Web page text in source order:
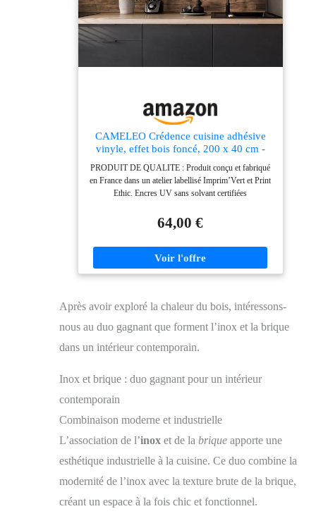
parfaitement adaptée aux contraintes de la cuisine et de
la salle de bain, sans compromis sur l’esthétique. Pour
une tenue optimale, nous recommandons une pose à
plus de 15 cm de toute source de chaleur. USAGES
décoratives idéales pour cuisine, salle de bain,
intérieurs.
CAMELEO Crédence cuisine adhésive
vinyle, effet bois foncé, 200 x 40 cm -
Convient aussi comme adhésif décoratif
pour meuble - résistant et imperméable
PRODUIT DE QUALITE : Produit conçu et fabriqué
en France dans un atelier labellisé Imprim’Vert et Print
Ethic. Encres UV sans solvant certifiées
solvant. Produit certifié A+ pour les émissions de
COV. MULTI-USAGES : Conçu pour décorer et
aussi bien s’utiliser pour relooker des meubles, habiller
des portes de placard ou des fonds de tiroir, décorer et
juxtaposez plusieurs crédences en largeur ou en
rupture visuelle ! MATERIAU DURABLE : PVC
multicouche épaisseur totale 200 µm, avec couche
fond de hotte juste derrière une plaque de cuisson au
gaz, il est recommandé de recouvrir la crédence d’une
plaque de protection en verre trempé pour protéger le
matériau vinyle de la chaleur directe des brûleurs.
ENTRETIEN FACILE : Produit lavable avec le côté
doux d’une éponge et à l’eau, éventuellement
savonneuse. Ne pas utiliser de produits chimiques
Matériau facile à découper au cutter. Adhésif
repositionnable lors de la pose. NB : la surface de pose
doit être lisse, propre et sèche. Ne convient pas aux
64,00 €
Après avoir exploré la chaleur du bois, intéressons-
nous au duo gagnant que forment l’inox et la brique
dans un intérieur contemporain.
Inox et brique : duo gagnant pour un intérieur
contemporain
Combinaison moderne et industrielle
L’association de l’inox et de la brique apporte une
esthétique industrielle à la cuisine. Ce duo combine la
modernité de l’inox avec la texture brute de la brique,
créant un espace à la fois chic et fonctionnel.